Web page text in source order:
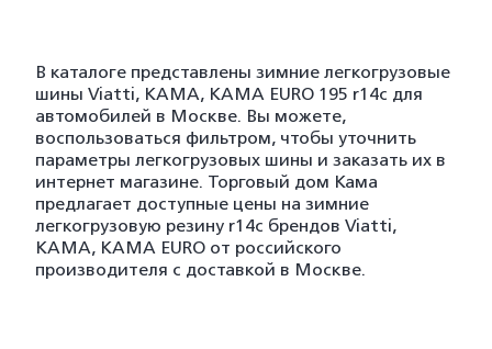
В каталоге представлены зимние легкогрузовые
шины Viatti, KAMA, KAMA EURO 195 r14c для
автомобилей в Москве. Вы можете,
воспользоваться фильтром, чтобы уточнить
параметры легкогрузовых шины и заказать их в
интернет магазине. Торговый дом Кама
предлагает доступные цены на зимние
легкогрузовую резину r14c брендов Viatti,
KAMA, KAMA EURO от российского
производителя с доставкой в Москве.